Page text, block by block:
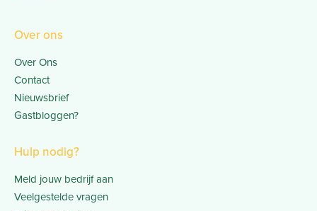
Over ons
Over Ons
Contact
Nieuwsbrief
Gastbloggen?
Hulp nodig?
Meld jouw bedrijf aan
Veelgestelde vragen